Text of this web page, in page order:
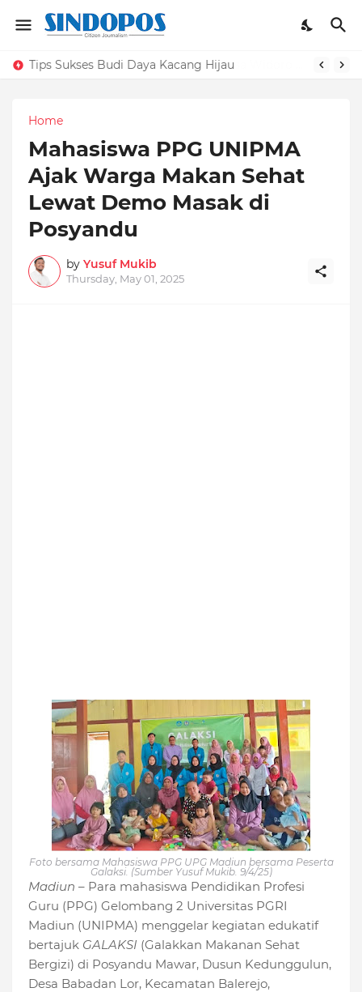
Home
Mahasiswa PPG UNIPMA
Ajak Warga Makan Sehat
Lewat Demo Masak di
Posyandu
by Yusuf Mukib
Thursday, May 01, 2025
Foto bersama Mahasiswa PPG UPG Madiun bersama Peserta
Galaksi. (Sumber Yusuf Mukib. 9/4/25)
Madiun – Para mahasiswa Pendidikan Profesi
Guru (PPG) Gelombang 2 Universitas PGRI
Madiun (UNIPMA) menggelar kegiatan edukatif
bertajuk GALAKSI (Galakkan Makanan Sehat
Bergizi) di Posyandu Mawar, Dusun Kedunggulun,
Desa Babadan Lor, Kecamatan Balerejo,